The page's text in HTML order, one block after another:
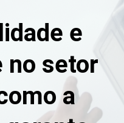
e
no setor
a